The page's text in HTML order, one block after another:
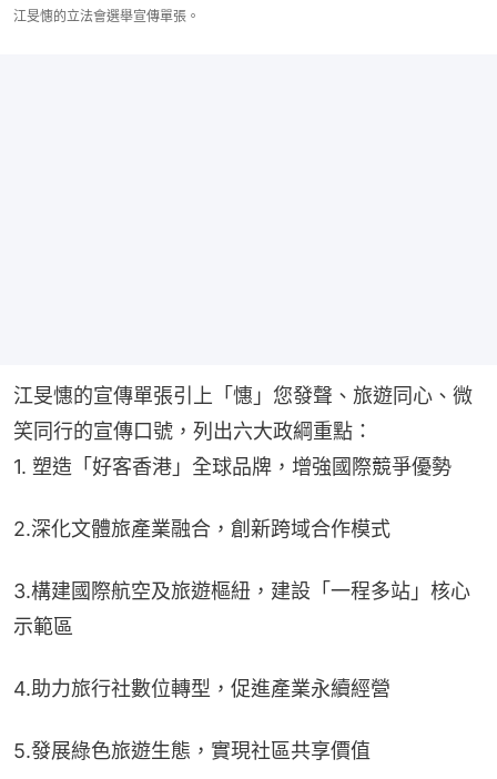
江旻憓的立法會選舉宣傳單張。
江旻憓的宣傳單張引上「憓」您發聲、旅遊同心、微
笑同行的宣傳口號，列出六大政綱重點：
1. 塑造「好客香港」全球品牌，增強國際競爭優勢
2.深化文體旅產業融合，創新跨域合作模式
3.構建國際航空及旅遊樞紐，建設「一程多站」核心
示範區
4.助力旅行社數位轉型，促進產業永續經營
5.發展綠色旅遊生態，實現社區共享價值